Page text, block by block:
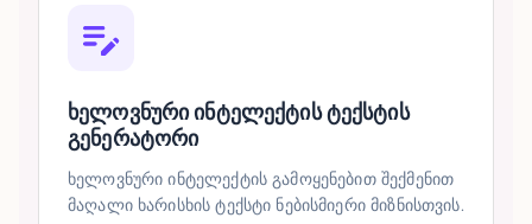
ხელოვნური ინტელექტის ტექსტის
გენერატორი
ხელოვნური ინტელექტის გამოყენებით შექმენით
მაღალი ხარისხის ტექსტი ნებისმიერი მიზნისთვის.